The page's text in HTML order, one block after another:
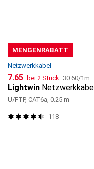
MENGENRABATT
Netzwerkkabel
CHF
7.65 bei 2 Stück CHF
30.60/1m
Lightwin Netzwerkkabel
U/FTP, CAT6a, 0.25 m
118